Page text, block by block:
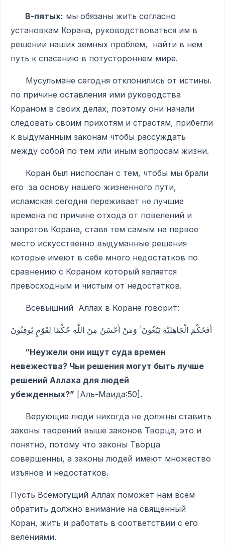
В-пятых: мы обязаны жить согласно
установкам Корана, руководствоваться им в
решении наших земных проблем, найти в нем
путь к спасению в потустороннем мире.
Мусульмане сегодня отклонились от истины.
по причине оставления ими руководства
Кораном в своих делах, поэтому они начали
следовать своим прихотям и страстям, прибегли
к выдуманным законам чтобы рассуждать
между собой по тем или иным вопросам жизни.
Коран был ниспослан с тем, чтобы мы брали
его за основу нашего жизненного пути,
исламская сегодня переживает не лучшие
времена по причине отхода от повелений и
запретов Корана, ставя тем самым на первое
место искусственно выдуманные решения
которые имеют в себе много недостатков по
сравнению с Кораном который является
превосходным и чистым от недостатков.
Всевышний Аллах в Коране говорит:
أَفَحُكْمَ الْجَاهِلِيَّةِ يَبْغُونَ ۚ وَمَنْ أَحْسَنُ مِنَ اللَّهِ حُكْمًا لِقَوْمٍ يُوقِنُونَ
“Неужели они ищут суда времен
невежества? Чьи решения могут быть лучше
решений Аллаха для людей
убежденных?” [Аль-Маида:50].
Верующие люди никогда не должны ставить
законы творений выше законов Творца, это и
понятно, потому что законы Творца
совершенны, а законы людей имеют множество
изъянов и недостатков.
Пусть Всемогущий Аллах поможет нам всем
обратить должно внимание на священный
Коран, жить и работать в соответствии с его
велениями.